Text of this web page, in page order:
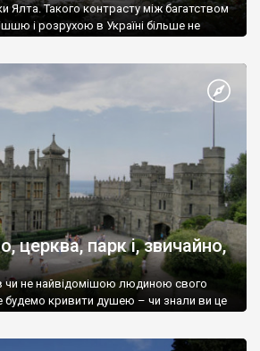
Ялта. Такого контрасту між багатством
і розрухою в Україні більше не
церква, парк і, звичайно,
чи не найвідомішою людиною свого
будемо кривити душею – чи знали ви це